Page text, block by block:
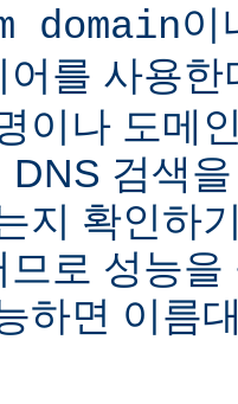
domain이
어를 사용
이나 도메
DNS 검색
지 확인하
므로 성능
하면 이름